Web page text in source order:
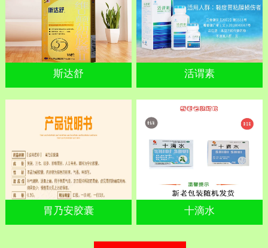
斯达舒 活谓素
胃乃安胶囊 十滴水